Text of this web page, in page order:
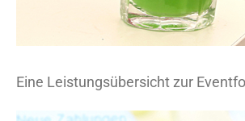
Eine Leistungsübersicht zur